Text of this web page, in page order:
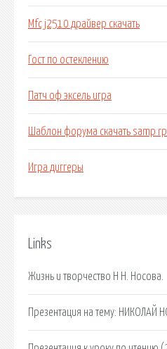
Mfc j2510 драйвер скачать
Гост по остеклению
Патч оф эксель игра
Шаблон форума скачать samp rp
Игра диггеры
Links
Жизнь и творчество Н Н. Носова.
Презентация на тему: НИКОЛАЙ